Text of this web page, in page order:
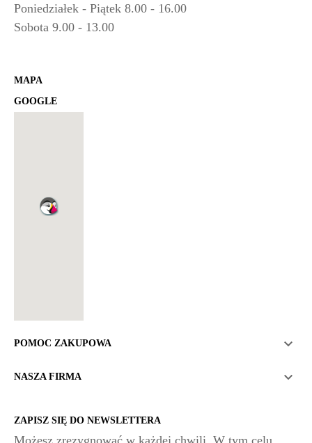
Poniedziałek - Piątek 8.00 - 16.00
Sobota 9.00 - 13.00
MAPA
GOOGLE
POMOC ZAKUPOWA 
NASZA FIRMA 
ZAPISZ SIĘ DO NEWSLETTERA
Możesz zrezygnować w każdej chwili. W tym celu